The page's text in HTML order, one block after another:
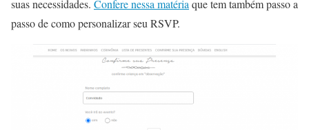
suas necessidades. Confere nessa matéria que tem também passo a
passo de como personalizar seu RSVP.